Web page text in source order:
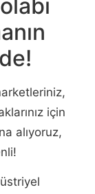
için
alıyoruz,